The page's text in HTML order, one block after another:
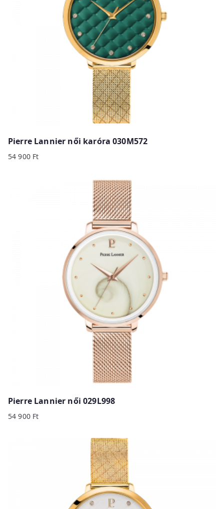
Pierre Lannier női karóra 030M572
54 900 Ft
Pierre Lannier női 029L998
54 900 Ft